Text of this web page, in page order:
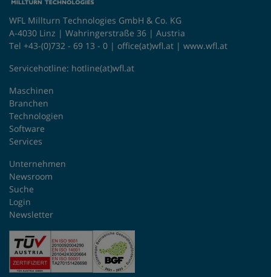
WFL Millturn Technologies GmbH & Co. KG
A-4030 Linz | Wahringerstraße 36 | Austria
Tel +43-(0)732 - 69 13 - 0 | office(at)wfl.at | www.wfl.at
Servicehotline: hotline(at)wfl.at
Maschinen
Branchen
Technologien
Software
Services
Unternehmen
Newsroom
Suche
Login
Newsletter